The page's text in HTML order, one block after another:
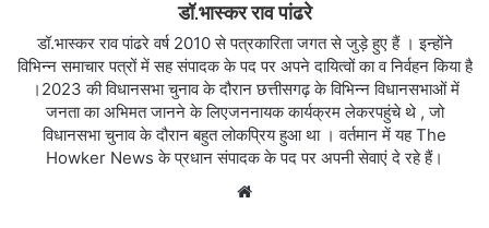
डॉ.भास्कर राव पांढरे
डॉ.भास्कर राव पांढरे वर्ष 2010 से पत्रकारिता जगत से जुड़े हुए हैं । इन्होंने
विभिन्न समाचार पत्रों में सह संपादक के पद पर अपने दायित्वों का व निर्वहन किया है
।2023 की विधानसभा चुनाव के दौरान छत्तीसगढ़ के विभिन्न विधानसभाओं में
जनता का अभिमत जानने के लिएजननायक कार्यक्रम लेकरपहुंचे थे , जो
विधानसभा चुनाव के दौरान बहुत लोकप्रिय हुआ था । वर्तमान में यह The
Howker News के प्रधान संपादक के पद पर अपनी सेवाएं दे रहे हैं।
Website